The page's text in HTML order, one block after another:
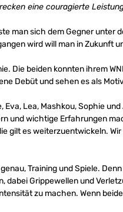
eine couragierte
man sich dem Gegner
wird will man in Zukunft
Die beiden konnten ihrem
Debüt und sehen es als
Eva, Lea, Mashkou, Sophie
und wichtige Erfahrungen
gilt es weiterzuentwickeln.
genau, Training und Spiele.
dabei Grippewellen und
zu machen. Wenn